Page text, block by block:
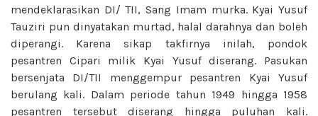
mendeklarasikan DI/ TII, Sang Imam murka. Kyai Yusuf
Tauziri pun dinyatakan murtad, halal darahnya dan boleh
diperangi. Karena sikap takfirnya inilah, pondok
pesantren Cipari milik Kyai Yusuf diserang. Pasukan
bersenjata DI/TII menggempur pesantren Kyai Yusuf
berulang kali. Dalam periode tahun 1949 hingga 1958
pesantren tersebut diserang hingga puluhan kali.